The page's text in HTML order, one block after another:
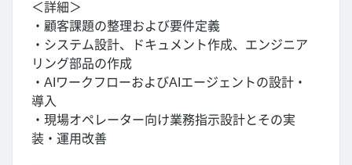
＜詳細＞
・顧客課題の整理および要件定義
・システム設計、ドキュメント作成、エンジニア
リング部品の作成
・AIワークフローおよびAIエージェントの設計・
導入
・現場オペレーター向け業務指示設計とその実
装・運用改善